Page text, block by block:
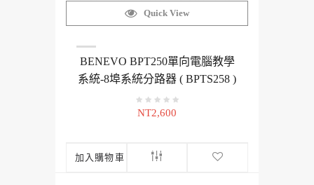
Quick View
BENEVO BPT250單向電腦教學
系統-8埠系統分路器 ( BPTS258 )
NT2,600
加入購物車